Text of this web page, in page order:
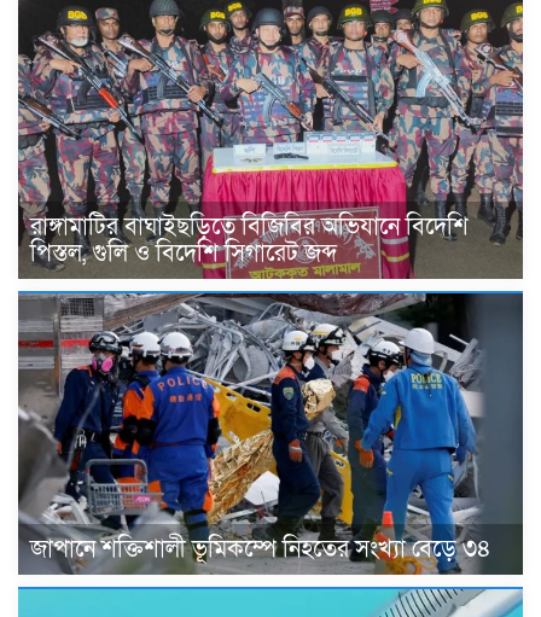
রাঙ্গামাটির বাঘাইছড়িতে বিজিবির অভিযানে বিদেশি
পিস্তল, গুলি ও বিদেশি সিগারেট জব্দ
জাপানে শক্তিশালী ভূমিকম্পে নিহতের সংখ্যা বেড়ে ৩৪